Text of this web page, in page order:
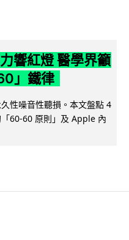
響紅燈 醫學界籲
」鐵律
性噪音性聽損。本文盤點 4
60-60 原則」及 Apple 內